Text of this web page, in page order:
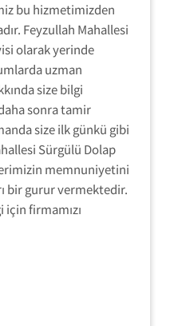
bu hizmetimizden
Feyzullah Mahallesi
olarak yerinde
uzman
size bilgi
sonra tamir
size ilk günkü gibi
Sürgülü Dolap
memnuniyetini
bir gurur vermektedir.
firmamızı